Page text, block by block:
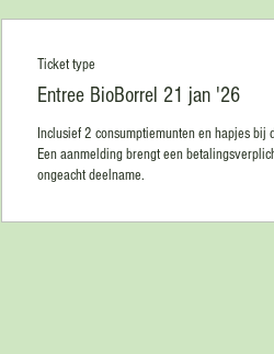
Ticket type
Entree BioBorrel 21 jan '26
Inclusief 2 consumptiemunten en hapjes bij
Een aanmelding brengt een
ongeacht deelname.